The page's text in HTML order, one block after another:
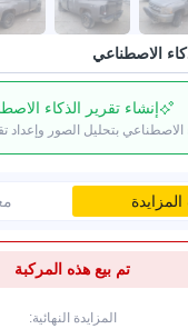
الاصطناعي
إنشاء تقرير الذكاء
الاصطناعي بتحليل الصور وإعداد
تم بيع هذه المركبة
المزايدة النهائية: